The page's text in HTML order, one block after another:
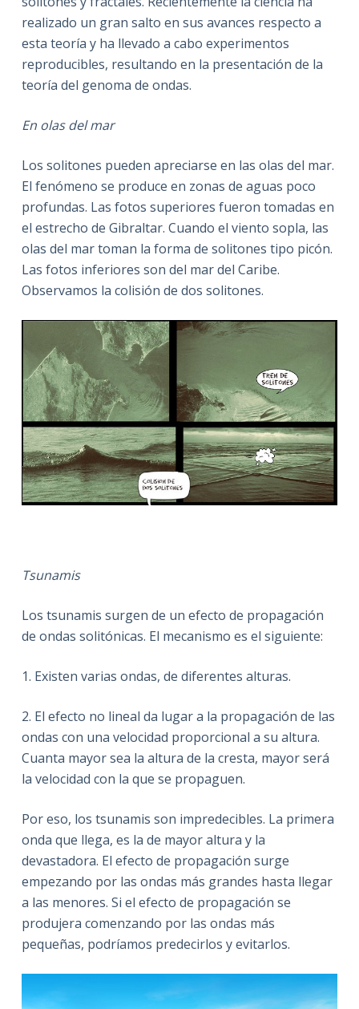
realizado un gran salto en sus avances respecto a
esta teoría y ha llevado a cabo experimentos
reproducibles, resultando en la presentación de la
teoría del genoma de ondas.
En olas del mar
Los solitones pueden apreciarse en las olas del mar.
El fenómeno se produce en zonas de aguas poco
profundas. Las fotos superiores fueron tomadas en
el estrecho de Gibraltar. Cuando el viento sopla, las
olas del mar toman la forma de solitones tipo picón.
Las fotos inferiores son del mar del Caribe.
Observamos la colisión de dos solitones.
Tsunamis
Los tsunamis surgen de un efecto de propagación
de ondas solitónicas. El mecanismo es el siguiente:
1. Existen varias ondas, de diferentes alturas.
2. El efecto no lineal da lugar a la propagación de las
ondas con una velocidad proporcional a su altura.
Cuanta mayor sea la altura de la cresta, mayor será
la velocidad con la que se propaguen.
Por eso, los tsunamis son impredecibles. La primera
onda que llega, es la de mayor altura y la
devastadora. El efecto de propagación surge
empezando por las ondas más grandes hasta llegar
a las menores. Si el efecto de propagación se
produjera comenzando por las ondas más
pequeñas, podríamos predecirlos y evitarlos.